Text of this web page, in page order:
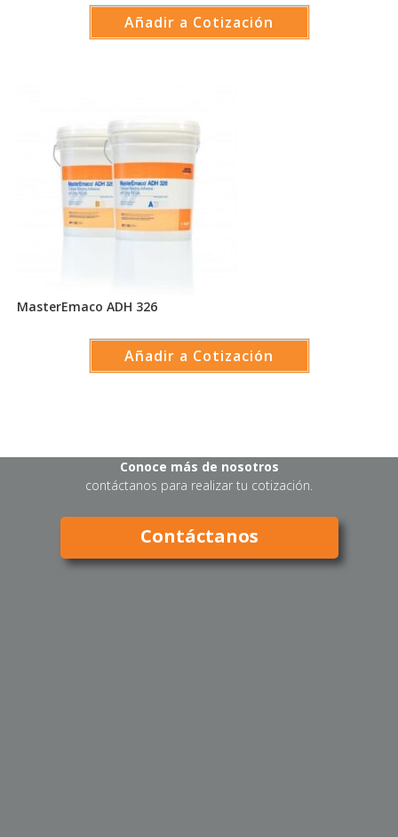
Añadir a Cotización
MasterEmaco ADH 326
Añadir a Cotización
Conoce más de nosotros
contáctanos para realizar tu cotización.
Contáctanos